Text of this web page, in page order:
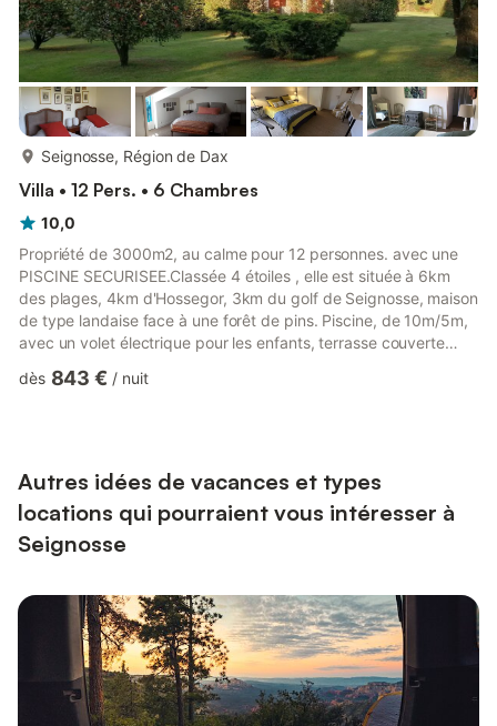
Seignosse, Région de Dax
Villa • 12 Pers. • 6 Chambres
10,0
Propriété de 3000m2, au calme pour 12 personnes. avec une
PISCINE SECURISEE.Classée 4 étoiles , elle est située à 6km
des plages, 4km d'Hossegor, 3km du golf de Seignosse, maison
de type landaise face à une forêt de pins. Piscine, de 10m/5m,
avec un volet électrique pour les enfants, terrasse couverte
5 voitures5 salles de bains et 6 wcPossibilité de louer draps et
dès 843 € / nuit
Autres idées de vacances et types
locations qui pourraient vous intéresser à
Seignosse